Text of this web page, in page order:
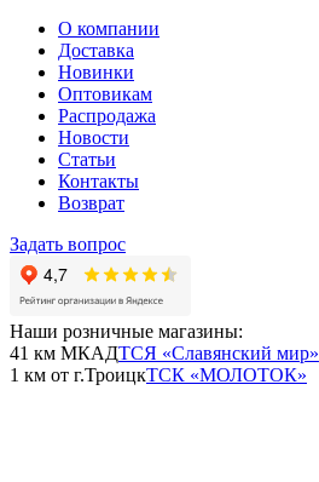
О компании
Доставка
Новинки
Оптовикам
Распродажа
Новости
Статьи
Контакты
Возврат
Задать вопрос
Наши розничные магазины:
41 км МКАДТСЯ «Славянский мир»
1 км от г.ТроицкТСК «МОЛОТОК»